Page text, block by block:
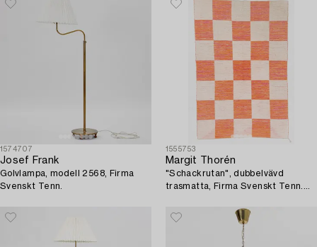
1574707
Josef Frank
Golvlampa, modell 2568, Firma
Svenskt Tenn.
1555753
Margit Thorén
"Schackrutan", dubbelvävd
trasmatta, Firma Svenskt Tenn.